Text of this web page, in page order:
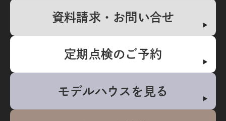
資料請求・お問い合せ
定期点検のご予約
モデルハウスを見る